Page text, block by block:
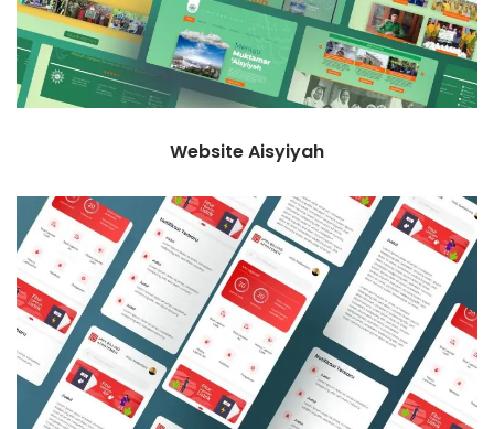
Website Aisyiyah